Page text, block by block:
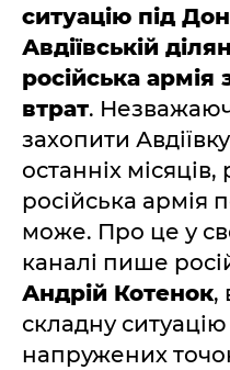
ситуацію під
Авдіївській
російська армія
втрат.
захопити
останніх
російська армія
може. Про це у
каналі пише
Андрій Котенок,
складну
напружених